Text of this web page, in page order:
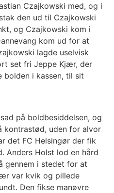
Czajkowski med, og i
den ud til Czajkowski
og Czajkowski kom i
kom ud for at
lagde uselvisk
set fri Jeppe Kjær, der
bolden i kassen, til sit
på boldbesiddelsen, og
kontrastød, uden for alvor
det FC Helsingør der fik
Anders Holst lod en hård
gennem i stedet for at
var kvik og pillede
Den fikse manøvre